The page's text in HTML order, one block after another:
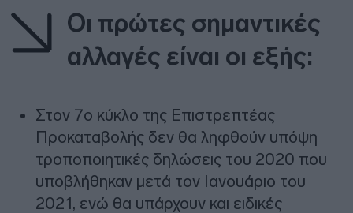
Οι πρώτες σημαντικές
αλλαγές είναι οι εξής:
Στον 7ο κύκλο της Επιστρεπτέας
Προκαταβολής δεν θα ληφθούν υπόψη
τροποποιητικές δηλώσεις του 2020 που
υποβλήθηκαν μετά τον Ιανουάριο του
2021, ενώ θα υπάρχουν και ειδικές